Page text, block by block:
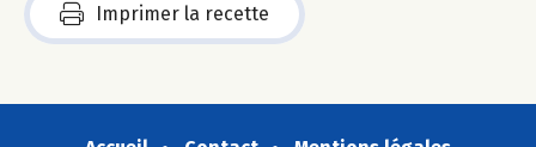
Imprimer la recette